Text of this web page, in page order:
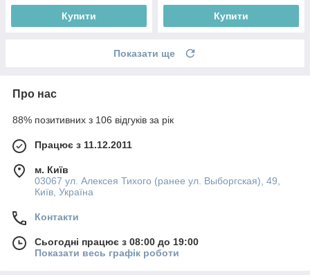
Купити Купити
Показати ще
Про нас
88% позитивних з 106 відгуків за рік
Працює з 11.12.2011
м. Київ
03067 ул. Алексея Тихого (ранее ул. Выборгская), 49,
Київ, Україна
Контакти
Сьогодні працює з 08:00 до 19:00
Показати весь графік роботи